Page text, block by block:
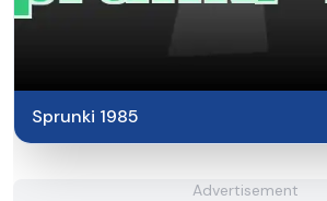
Sprunki 1985
Advertisement